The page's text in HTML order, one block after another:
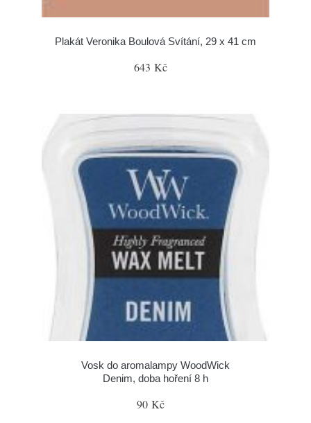
Plakát Veronika Boulová Svítání, 29 x 41 cm
643 Kč
Vosk do aromalampy WoodWick
Denim, doba hoření 8 h
90 Kč